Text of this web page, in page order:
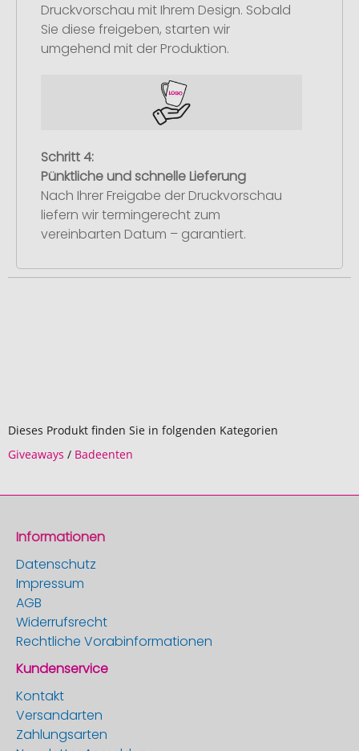
Druckvorschau mit Ihrem Design. Sobald
Sie diese freigeben, starten wir
umgehend mit der Produktion.
Schritt 4:
Pünktliche und schnelle Lieferung
Nach Ihrer Freigabe der Druckvorschau
liefern wir termingerecht zum
vereinbarten Datum – garantiert.
Dieses Produkt finden Sie in folgenden Kategorien
Giveaways / Badeenten
Informationen
Datenschutz
Impressum
AGB
Widerrufsrecht
Rechtliche Vorabinformationen
Kundenservice
Kontakt
Versandarten
Zahlungsarten